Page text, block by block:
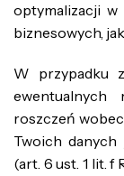
optymalizacji
biznesowych,
W przypadku
ewentualnych
roszczeń
Twoich
(art. 6 ust. 1 lit.